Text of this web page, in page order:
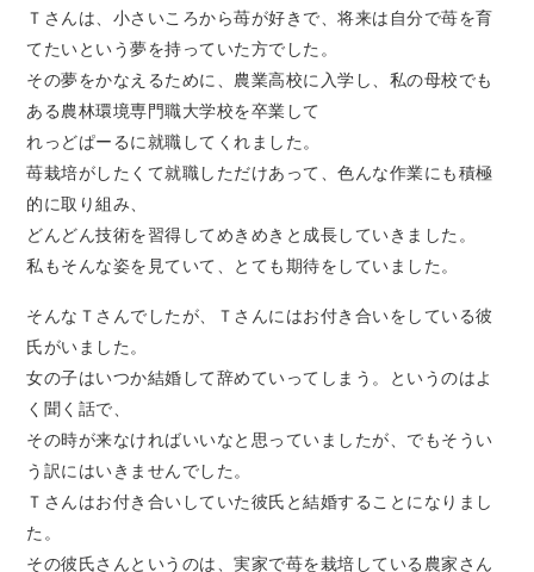
Ｔさんは、小さいころから苺が好きで、将来は自分で苺を育
てたいという夢を持っていた方でした。
その夢をかなえるために、農業高校に入学し、私の母校でも
ある農林環境専門職大学校を卒業して
れっどぱーるに就職してくれました。
苺栽培がしたくて就職しただけあって、色んな作業にも積極
的に取り組み、
どんどん技術を習得してめきめきと成長していきました。
私もそんな姿を見ていて、とても期待をしていました。
そんなＴさんでしたが、Ｔさんにはお付き合いをしている彼
氏がいました。
女の子はいつか結婚して辞めていってしまう。というのはよ
く聞く話で、
その時が来なければいいなと思っていましたが、でもそうい
う訳にはいきませんでした。
Ｔさんはお付き合いしていた彼氏と結婚することになりまし
た。
その彼氏さんというのは、実家で苺を栽培している農家さん